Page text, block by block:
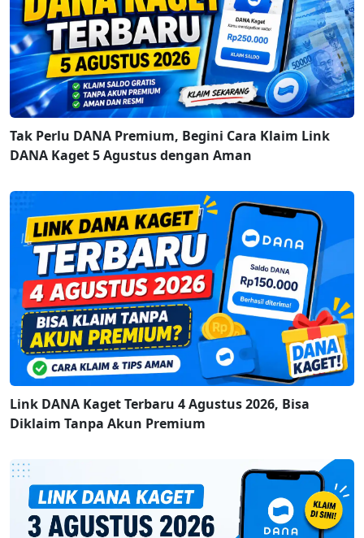
Tak Perlu DANA Premium, Begini Cara Klaim Link
DANA Kaget 5 Agustus dengan Aman
Link DANA Kaget Terbaru 4 Agustus 2026, Bisa
Diklaim Tanpa Akun Premium